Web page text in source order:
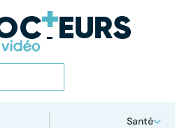
Santé